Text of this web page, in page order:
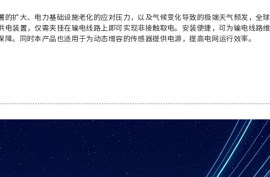
f
P
的扩大、电力基础设施老化的应对压力，以及气候变化导致的极端天气频发，全
电装置，仅需夹挂在输电线路上即可实现非接触取电。安装便捷，可为输电线路
障。同时本产品也适用于为动态增容的传感器提供电源，提高电网运行效率。